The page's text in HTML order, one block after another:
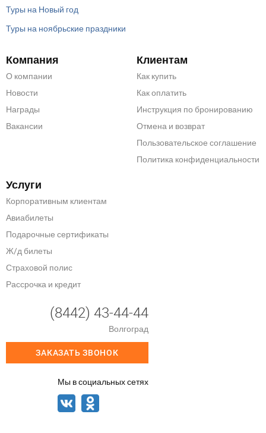
Туры на Новый год
Туры на ноябрьские праздники
Компания
О компании
Новости
Награды
Вакансии
Клиентам
Как купить
Как оплатить
Инструкция по бронированию
Отмена и возврат
Пользовательское соглашение
Политика конфиденциальности
Услуги
Корпоративным клиентам
Авиабилеты
Подарочные сертификаты
Ж/д билеты
Страховой полис
Рассрочка и кредит
(8442) 43-44-44
Волгоград
ЗАКАЗАТЬ ЗВОНОК
Мы в социальных сетях